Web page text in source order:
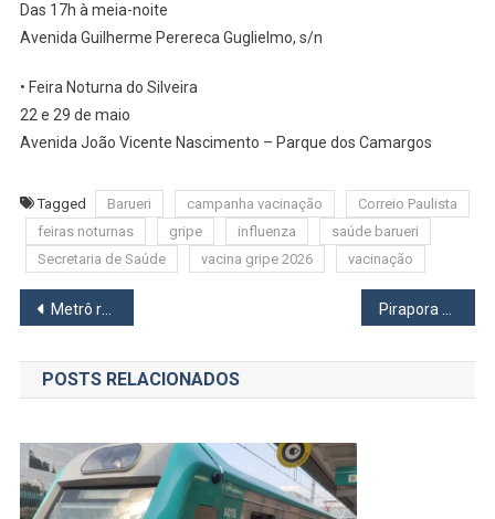
Das 17h à meia-noite
Avenida Guilherme Perereca Guglielmo, s/n
• Feira Noturna do Silveira
22 e 29 de maio
Avenida João Vicente Nascimento – Parque dos Camargos
Tagged Barueri campanha vacinação
Correio Paulista
feiras noturnas
gripe influenza
saúde barueri
Secretaria de Saúde
vacina gripe 2026 vacinação
Navegação
de
Post
Metrô recebe aval para Linha 22-Marrom e projeto avança rumo a Osasco e Cotia Pirapora do Bom Jesus conquista projeto piloto do Novo PAC para despoluição do Rio Tietê
POSTS RELACIONADOS